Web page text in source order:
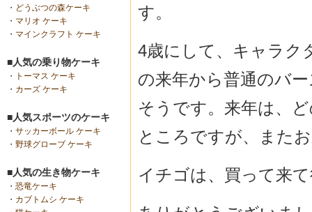
・ どうぶつの森ケーキ
・ マリオ ケーキ
・ マインクラフト ケーキ
■人気の乗り物ケーキ
・
トーマス ケーキ
・ カーズ ケーキ
■人気スポーツのケーキ
・ サッカーボール ケーキ
・ 野球グローブ ケーキ
■人気の生き物ケーキ
・ 恐竜ケーキ
・ カブトムシ ケーキ
す。
4歳にして、キャラク
の来年から普通のバ
そうです。来年は、
ところですが、また
イチゴは、買って来